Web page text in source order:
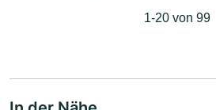
1-20 von 99